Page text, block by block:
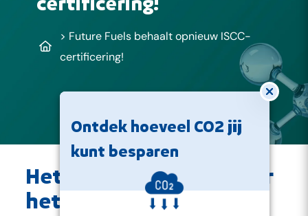
> Future Fuels behaalt opnieuw ISCC-
certificering!
Modal
Ontdek hoeveel CO2 jij
kunt besparen
Het ISCC-certificaat voor
het twaalfde jaar op rij